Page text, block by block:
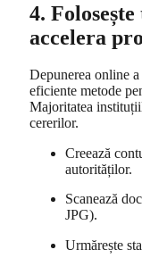
4.
accelera
Depunerea online
eficiente metode
Majoritatea
cererilor.
Creează
autorităților.
Scanează
JPG).
Urmărește